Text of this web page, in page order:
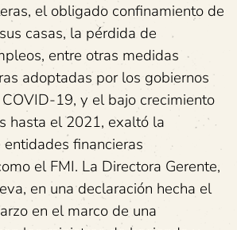
el obligado confinamiento de
casas, la pérdida de
entre otras medidas
adoptadas por los gobiernos
19, y el bajo crecimiento
hasta el 2021, exaltó la
financieras
el FMI. La Directora Gerente,
en una declaración hecha el
en el marco de una